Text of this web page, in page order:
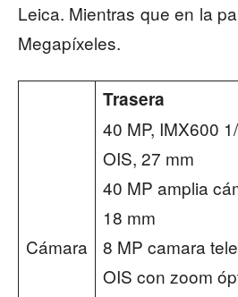
Leica. Mientras que en la
Megapíxeles.
Cámara
Trasera
40 MP, IMX600
OIS, 27 mm
40 MP amplia
18 mm
8 MP camara
OIS con zoom